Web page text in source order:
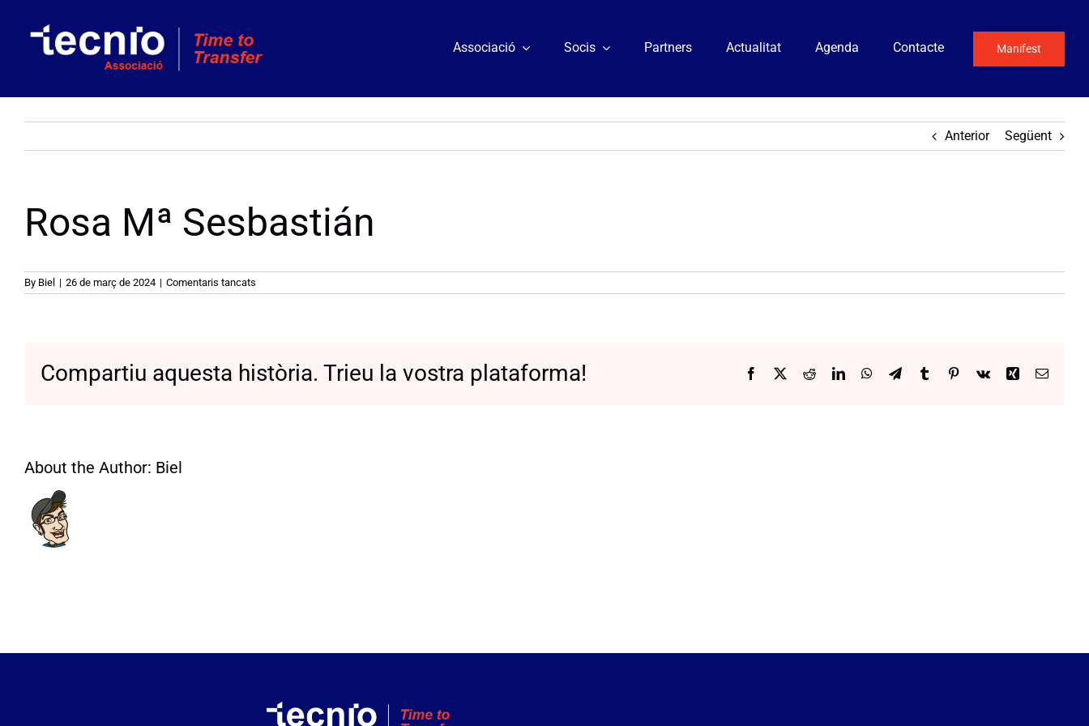
content
Associació Socis Partners Actualitat Agenda Contacte Manifest
Anterior Següent
Rosa Mª Sesbastián
By Biel | 26 de març de 2024 | Comentaris tancats
Rosa
Compartiu aquesta història. Trieu la vostra plataforma! Facebook RedditLinkedInWhatsApp
TelegramTumblr Pinterest
Vk Xing Email:
About the Author: Biel